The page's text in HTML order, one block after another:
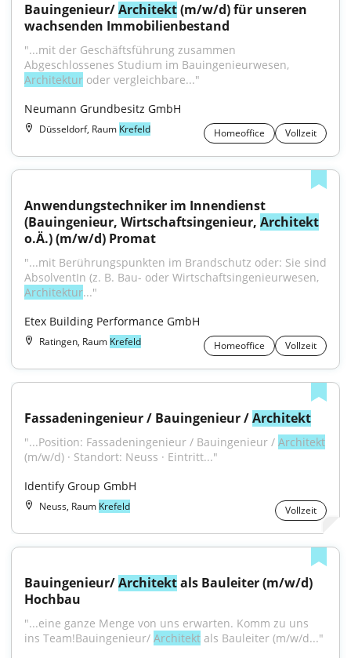
Bauingenieur/ Architekt (m/w/d) für unseren
wachsenden Immobilienbestand
"...mit der Geschäftsführung zusammen
Architektur oder vergleichbare..."
Neumann Grundbesitz GmbH
Düsseldorf, Raum Krefeld Homeoffice Vollzeit
Anwendungstechniker im Innendienst
(Bauingenieur, Wirtschaftsingenieur, Architekt
o.Ä.) (m/w/d) Promat
"...mit Berührungspunkten im Brandschutz oder: Sie sind
Architektur..."
Etex Building Performance GmbH
Ratingen, Raum Krefeld Homeoffice Vollzeit
Fassadeningenieur / Bauingenieur / Architekt
"...Position: Fassadeningenieur / Bauingenieur / Architekt
(m/w/d) · Standort: Neuss · Eintritt..."
Identify Group GmbH
Neuss, Raum Krefeld Vollzeit
Bauingenieur/ Architekt als Bauleiter (m/w/d)
Hochbau
"...eine ganze Menge von uns erwarten. Komm zu uns
ins Team!Bauingenieur/ Architekt als Bauleiter (m/w/d..."